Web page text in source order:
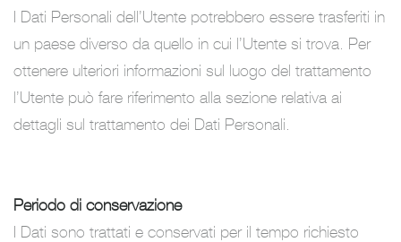
I Dati Personali dell’Utente potrebbero essere trasferiti in
un paese diverso da quello in cui l’Utente si trova. Per
ottenere ulteriori informazioni sul luogo del trattamento
l’Utente può fare riferimento alla sezione relativa ai
dettagli sul trattamento dei Dati Personali.
Periodo di conservazione
I Dati sono trattati e conservati per il tempo richiesto